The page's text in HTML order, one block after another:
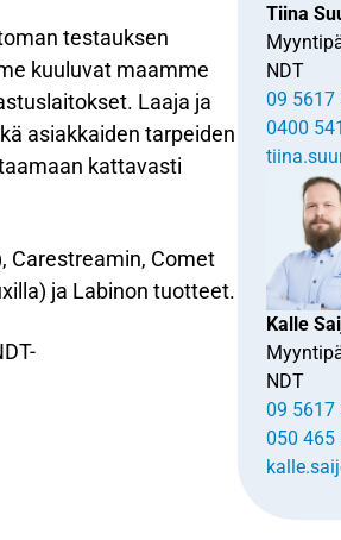
testauksen
kuuluvat maamme
Laaja ja
asiakkaiden tarpeiden
kattavasti
Carestreamin, Comet
ja Labinon tuotteet.
Tiina
NDT
09 5617
0400
Kalle
NDT
09 5617
050 465